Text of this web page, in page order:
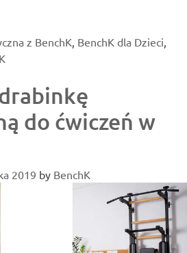
z BenchK BenchK dla Dzieci
do ćwiczeń w
2019 by BenchK